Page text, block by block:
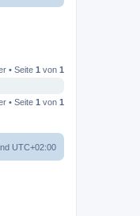
• Seite 1 von 1
• Seite 1 von 1
UTC+02:00